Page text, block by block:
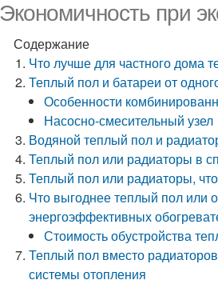
Экономичность при
Содержание
Что лучше для частного дома
Теплый пол и батареи от
Особенности
Насосно-смесительный узел
Водяной теплый пол и
Теплый пол или радиаторы в
Теплый пол или радиаторы,
Что выгоднее теплый пол или
энергоэффективных
Стоимость обустройства
Теплый пол вместо
системы отопления